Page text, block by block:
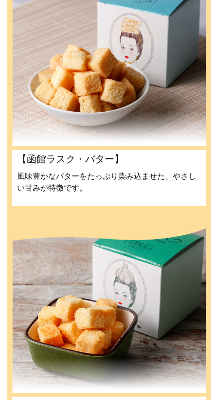
【函館ラスク・バター】
風味豊かなバターをたっぷり染み込ませた、やさし
い甘みが特徴です。